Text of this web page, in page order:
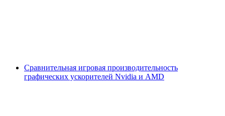
Сравнительная игровая производительность
графических ускорителей Nvidia и AMD